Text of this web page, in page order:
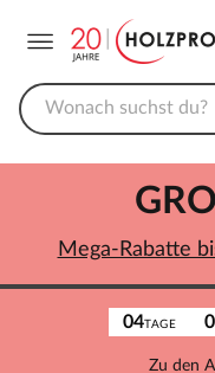
04TAGE
Zu den
Mega-Rabatte